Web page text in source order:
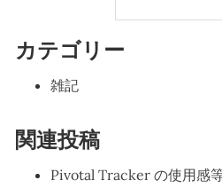
カテゴリー
雑記
関連投稿
Pivotal Tracker の使用感